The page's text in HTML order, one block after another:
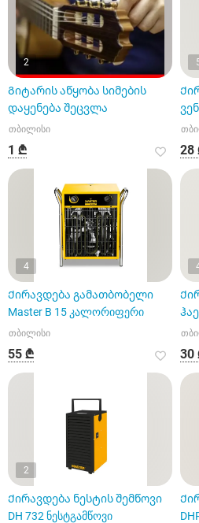
2
Გიტარის აწყობა სიმების
დაყენება შეცვლა
თბილისი
1 ₾ 28
4
Ქირავდება გამათბობელი
Master B 15 კალორიფერი
თბილისი
55 ₾ 30
2
Ქირავდება ნესტის შემწოვი
DH 732 ნესტგამწოვი